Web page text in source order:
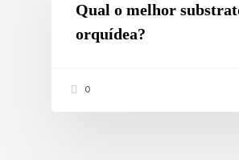
Qual o melhor
orquídea?
0